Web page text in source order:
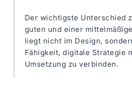
Der wichtigste Unterschied
guten und einer
liegt nicht im Design,
Fähigkeit, digitale Strategie
Umsetzung zu verbinden.